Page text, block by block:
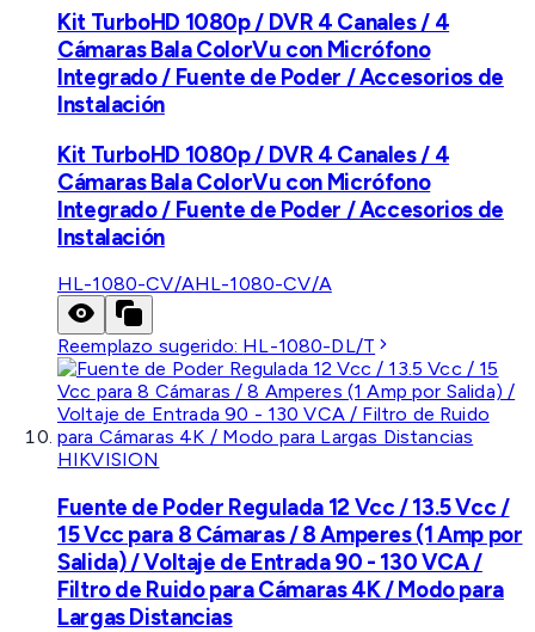
Kit TurboHD 1080p / DVR 4 Canales / 4
Cámaras Bala ColorVu con Micrófono
Integrado / Fuente de Poder / Accesorios de
Instalación
Kit TurboHD 1080p / DVR 4 Canales / 4
Cámaras Bala ColorVu con Micrófono
Integrado / Fuente de Poder / Accesorios de
Instalación
HL-1080-CV/AHL-1080-CV/A
Reemplazo sugerido: HL-1080-DL/T
HIKVISION
Fuente de Poder Regulada 12 Vcc / 13.5 Vcc /
15 Vcc para 8 Cámaras / 8 Amperes (1 Amp por
Salida) / Voltaje de Entrada 90 - 130 VCA /
Filtro de Ruido para Cámaras 4K / Modo para
Largas Distancias